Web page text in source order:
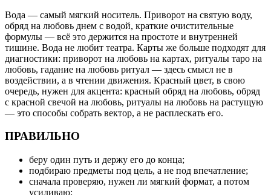
Вода — самый мягкий носитель. Приворот на святую воду,
обряд на любовь днем с водой, краткие очистительные
формулы — всё это держится на простоте и внутренней
тишине. Вода не любит театра. Карты же больше подходят для
диагностики: приворот на любовь на картах, ритуалы таро на
любовь, гадание на любовь ритуал — здесь смысл не в
воздействии, а в чтении движения. Красный цвет, в свою
очередь, нужен для акцента: красный обряд на любовь, обряд
с красной свечой на любовь, ритуалы на любовь на растущую
— это способы собрать вектор, а не расплескать его.
ПРАВИЛЬНО
беру один путь и держу его до конца;
подбираю предметы под цель, а не под впечатление;
сначала проверяю, нужен ли мягкий формат, а потом
усиливаю;